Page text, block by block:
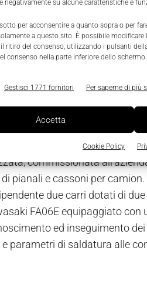
negativamente su alcune caratteristiche e
per acconsentire a quanto sopra o per
a questo sito. È possibile
ritiro del consenso, utilizzando i pulsanti
consenso nella parte inferiore dello schermo.
Gestisci 1771 fornitori Per saperne di più
Accetta
Cookie Policy
concerne la gamma di robot
che diventerà il controllore
per conveyor tracking. I robot
sviluppato dalla
di picking dei robot e dotato
applicative.
all'openhouse di Tiesse
commissionata
pianali e cassoni per
due carri dotati di
FA06E equipaggiato
ed inseguimento
parametri di saldatura alle